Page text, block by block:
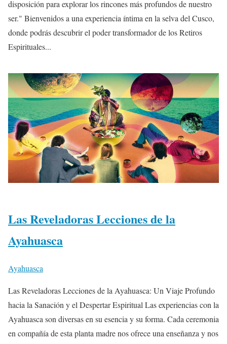
disposición para explorar los rincones más profundos de nuestro
ser." Bienvenidos a una experiencia íntima en la selva del Cusco,
donde podrás descubrir el poder transformador de los Retiros
Espirituales...
Las Reveladoras Lecciones de la
Ayahuasca
Ayahuasca
Las Reveladoras Lecciones de la Ayahuasca: Un Viaje Profundo
hacia la Sanación y el Despertar Espiritual Las experiencias con la
Ayahuasca son diversas en su esencia y su forma. Cada ceremonia
en compañía de esta planta madre nos ofrece una enseñanza y nos